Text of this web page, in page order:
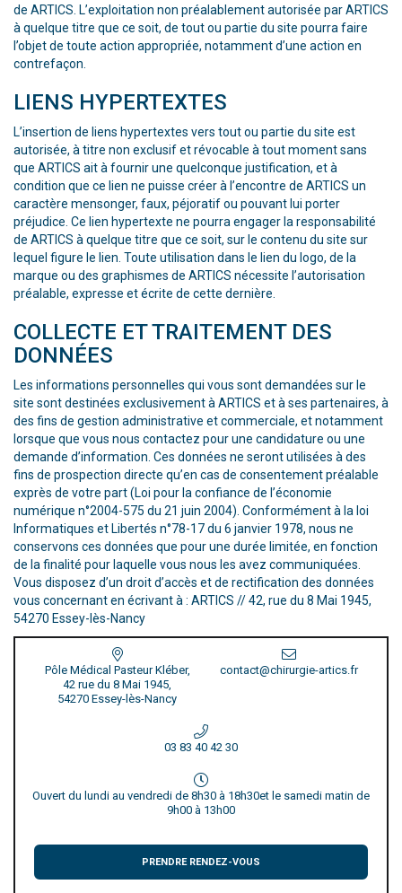
de ARTICS. L’exploitation non préalablement autorisée par ARTICS
à quelque titre que ce soit, de tout ou partie du site pourra faire
l’objet de toute action appropriée, notamment d’une action en
contrefaçon.
LIENS HYPERTEXTES
L’insertion de liens hypertextes vers tout ou partie du site est
autorisée, à titre non exclusif et révocable à tout moment sans
que ARTICS ait à fournir une quelconque justification, et à
condition que ce lien ne puisse créer à l’encontre de ARTICS un
caractère mensonger, faux, péjoratif ou pouvant lui porter
préjudice. Ce lien hypertexte ne pourra engager la responsabilité
de ARTICS à quelque titre que ce soit, sur le contenu du site sur
lequel figure le lien. Toute utilisation dans le lien du logo, de la
marque ou des graphismes de ARTICS nécessite l’autorisation
préalable, expresse et écrite de cette dernière.
COLLECTE ET TRAITEMENT DES
DONNÉES
Les informations personnelles qui vous sont demandées sur le
site sont destinées exclusivement à ARTICS et à ses partenaires, à
des fins de gestion administrative et commerciale, et notamment
lorsque que vous nous contactez pour une candidature ou une
demande d’information. Ces données ne seront utilisées à des
fins de prospection directe qu’en cas de consentement préalable
exprès de votre part (Loi pour la confiance de l’économie
numérique n°2004-575 du 21 juin 2004). Conformément à la loi
Informatiques et Libertés n°78-17 du 6 janvier 1978, nous ne
conservons ces données que pour une durée limitée, en fonction
de la finalité pour laquelle vous nous les avez communiquées.
Vous disposez d’un droit d’accès et de rectification des données
vous concernant en écrivant à : ARTICS // 42, rue du 8 Mai 1945,
54270 Essey-lès-Nancy
Pôle Médical Pasteur Kléber,
42 rue du 8 Mai 1945,
54270 Essey-lès-Nancy
contact@chirurgie-artics.fr
03 83 40 42 30
Ouvert du lundi au vendredi de 8h30 à 18h30et le samedi matin de
9h00 à 13h00
PRENDRE RENDEZ-VOUS